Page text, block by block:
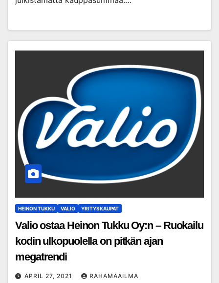
HEINON TUKKU VALIO YRITYSKAUPAT
Valio ostaa Heinon Tukku Oy:n – Ruokailu
kodin ulkopuolella on pitkän ajan
megatrendi
APRIL 27, 2021 RAHAMAAILMA